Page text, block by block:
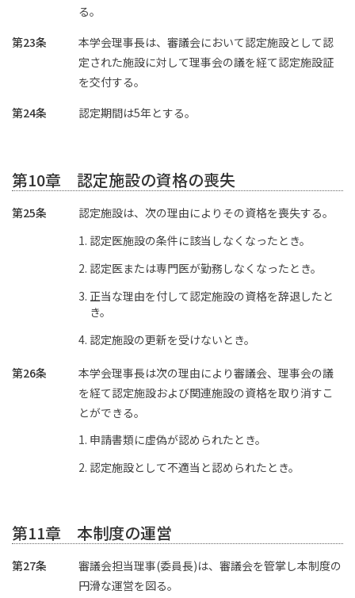
る。
第23条
本学会理事長は、審議会において認定施設として認
定された施設に対して理事会の議を経て認定施設証
を交付する。
第24条
認定期間は5年とする。
第10章 認定施設の資格の喪失
第25条
認定施設は、次の理由によりその資格を喪失する。
認定医施設の条件に該当しなくなったとき。
認定医または専門医が勤務しなくなったとき。
正当な理由を付して認定施設の資格を辞退したと
き。
認定施設の更新を受けないとき。
第26条
本学会理事長は次の理由により審議会、理事会の議
を経て認定施設および関連施設の資格を取り消すこ
とができる。
申請書類に虚偽が認められたとき。
認定施設として不適当と認められたとき。
第11章 本制度の運営
第27条
審議会担当理事(委員長)は、審議会を管掌し本制度の
円滑な運営を図る。